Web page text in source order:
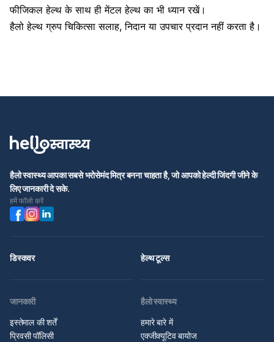
फीजिकल हेल्थ के साथ ही मेंटल हेल्थ का भी ध्यान रखें।
हैलो हेल्थ ग्रुप चिकित्सा सलाह, निदान या उपचार प्रदान नहीं करता है।
हैलो स्वास्थ्य आपका सबसे भरोसेमंद मित्र बनना चाहता है, जो आपको हेल्दी जिंदगी जीने के
लिए जानकारी दे सके.
हमें फॉलो करें
डिस्कवर हेल्थ टूल्स
जानकारी
इस्तेमाल की शर्तें
प्रिवसी पॉलिसी
हैलो स्वास्थ्य
हमारे बारे में
एक्जीक्यूटिव बायोज